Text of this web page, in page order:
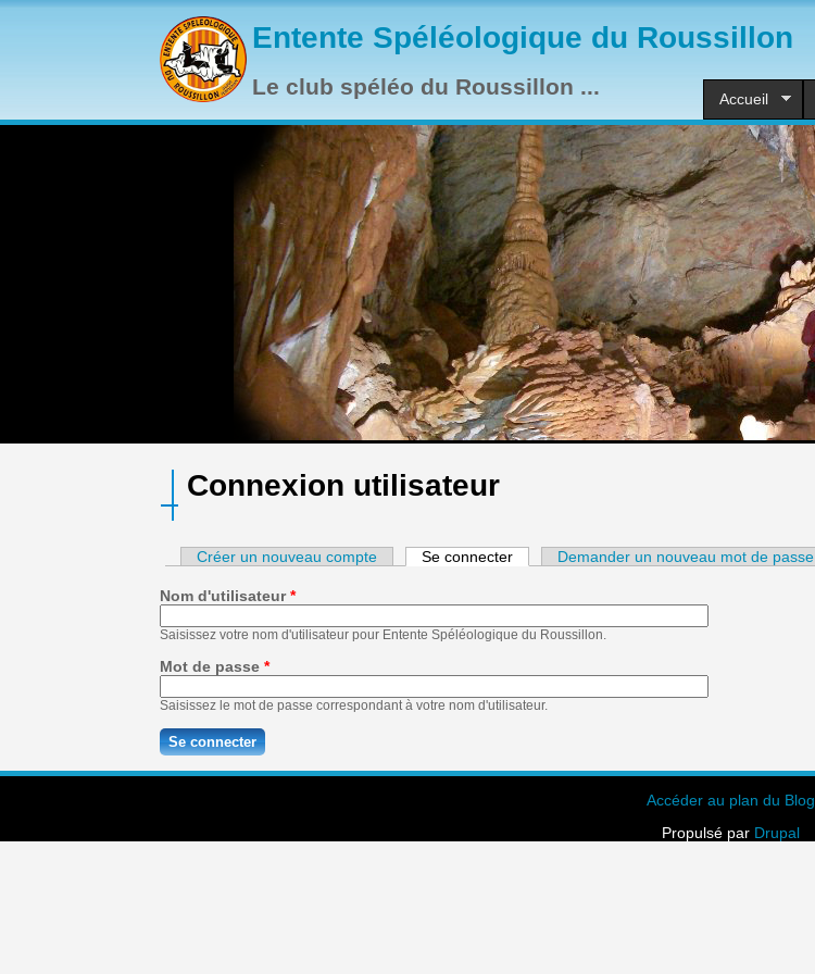
Aller au contenu principal
Entente Spéléologique du Roussillon
Le club spéléo du Roussillon ... Accueil
Connexion utilisateur
Créer un nouveau compte Se connecter (onglet actif)Demander un nouveau mot de passe
Nom d'utilisateur*
Saisissez votre nom d'utilisateur pour Entente Spéléologique du Roussillon.
Mot de passe *
Saisissez le mot de passe correspondant à votre nom d'utilisateur.
Accéder au plan du Blog
Propulsé par Drupal